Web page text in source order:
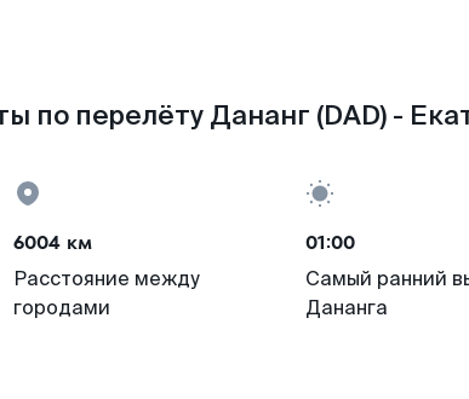
по перелёту Дананг (DAD) -
6004 км
Расстояние между
городами
01:00
Самый ранний
Дананга